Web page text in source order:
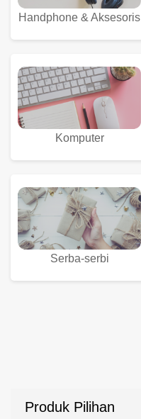
Handphone & Aksesoris
Komputer
Serba-serbi
Produk Pilihan